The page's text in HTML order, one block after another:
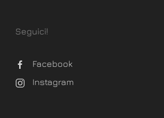
Seguici!
Facebook
Instagram